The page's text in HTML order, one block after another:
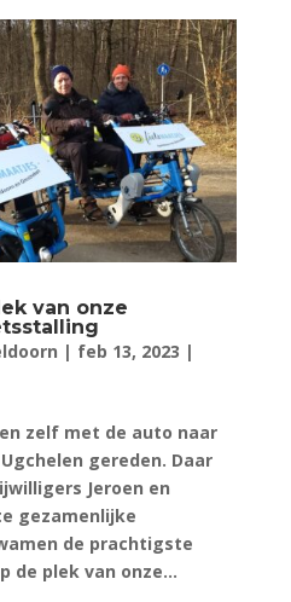
van onze
| feb 13, 2023 |
zelf met de auto naar
gereden. Daar
Jeroen en
gezamenlijke
de prachtigste
de plek van onze...